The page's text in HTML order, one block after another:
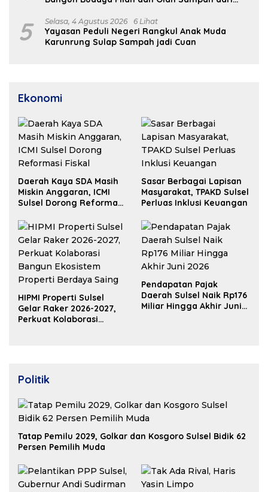
5 Selasa, 4 Agustus 2026 6 Lihat
Yayasan Peduli Negeri Rangkul Anak Muda
Karunrung Sulap Sampah jadi Cuan
Ekonomi
Daerah Kaya SDA Masih
Miskin Anggaran, ICMI
Sulsel Dorong Reformasi
Sasar Berbagai Lapisan
Masyarakat, TPAKD Sulsel
Perluas Inklusi Keuangan
HIPMI Properti Sulsel
Gelar Raker 2026-2027,
Perkuat Kolaborasi
Pendapatan Pajak
Daerah Sulsel Naik Rp176
Miliar Hingga Akhir Juni
Politik
Tatap Pemilu 2029, Golkar dan Kosgoro Sulsel Bidik 62
Persen Pemilih Muda